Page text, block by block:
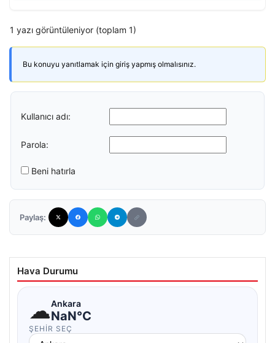
1 yazı görüntüleniyor (toplam 1)
Bu konuyu yanıtlamak için giriş yapmış olmalısınız.
Kullanıcı adı:
Parola:
Beni hatırla
Paylaş:
Hava Durumu
☁Ankara
NaN°C
ŞEHIR SEÇ